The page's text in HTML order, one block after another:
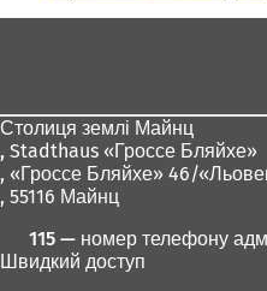
Столиця землі Майнц
, Stadthaus «Гроссе Бляйхе»
, «Гроссе Бляйхе» 46/
, 55116 Майнц
115 — номер телефону
Швидкий доступ